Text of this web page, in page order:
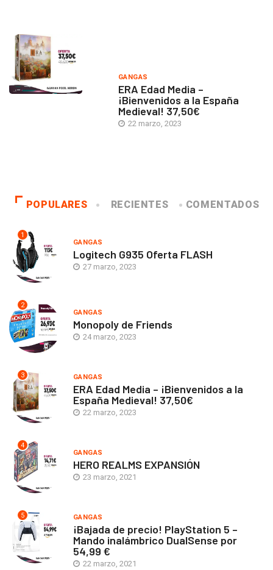
GANGAS
ERA Edad Media –
¡Bienvenidos a la España
Medieval! 37,50€
22 marzo, 2023
POPULARES RECIENTES COMENTADOS
1
GANGAS
Logitech G935 Oferta FLASH
27 marzo, 2023
2
GANGAS
Monopoly de Friends
24 marzo, 2023
3 GANGAS
ERA Edad Media – ¡Bienvenidos a la
España Medieval! 37,50€
22 marzo, 2023
4
GANGAS
HERO REALMS EXPANSIÓN
23 marzo, 2021
5 GANGAS
¡Bajada de precio! PlayStation 5 –
Mando inalámbrico DualSense por
54,99 €
22 marzo, 2021